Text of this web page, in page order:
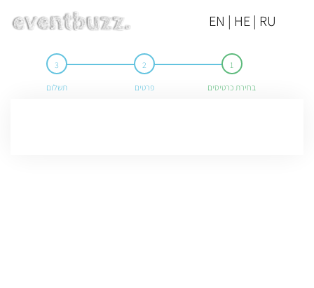
EN | HE | RU
בחירת כרטיסים פרטים תשלום